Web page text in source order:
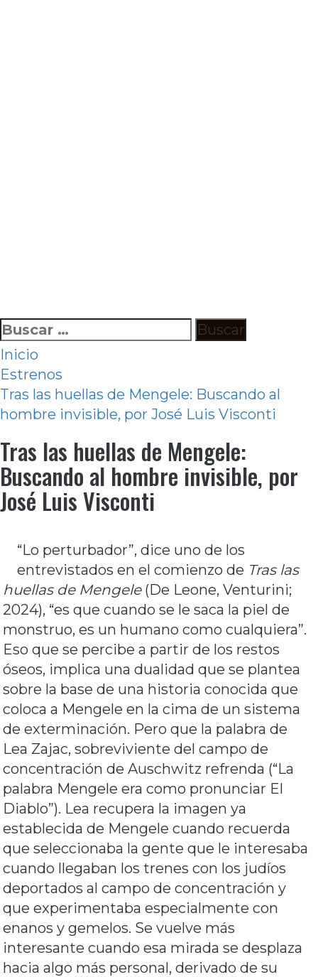
Ir
al
contenido
Buscar:
Inicio
Estrenos
Tras las huellas de Mengele: Buscando al
hombre invisible, por José Luis Visconti
Tras las huellas de Mengele:
Buscando al hombre invisible, por
José Luis Visconti
“Lo perturbador”, dice uno de los
entrevistados en el comienzo de Tras las
huellas de Mengele (De Leone, Venturini;
2024), “es que cuando se le saca la piel de
monstruo, es un humano como cualquiera”.
Eso que se percibe a partir de los restos
óseos, implica una dualidad que se plantea
sobre la base de una historia conocida que
coloca a Mengele en la cima de un sistema
de exterminación. Pero que la palabra de
Lea Zajac, sobreviviente del campo de
concentración de Auschwitz refrenda (“La
palabra Mengele era como pronunciar El
Diablo”). Lea recupera la imagen ya
establecida de Mengele cuando recuerda
que seleccionaba la gente que le interesaba
cuando llegaban los trenes con los judíos
deportados al campo de concentración y
que experimentaba especialmente con
enanos y gemelos. Se vuelve más
interesante cuando esa mirada se desplaza
hacia algo más personal, derivado de su